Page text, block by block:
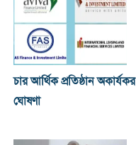
চার আর্থিক প্রতিষ্ঠান অকার্যকর
ঘোষণা